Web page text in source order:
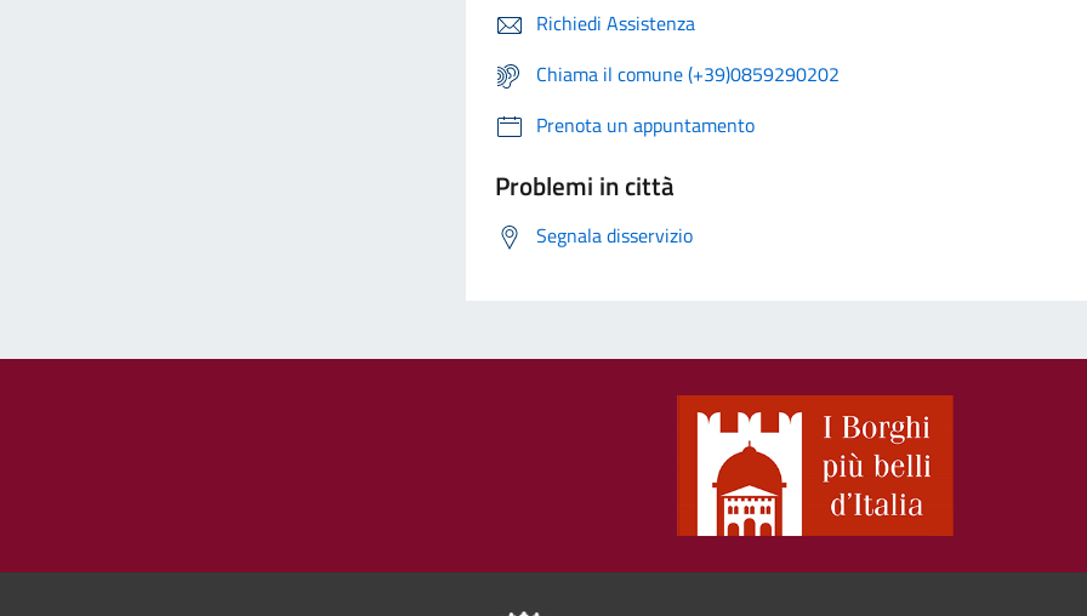
Richiedi Assistenza
Chiama il comune (+39)0859290202
Prenota un appuntamento
Problemi in città
Segnala disservizio